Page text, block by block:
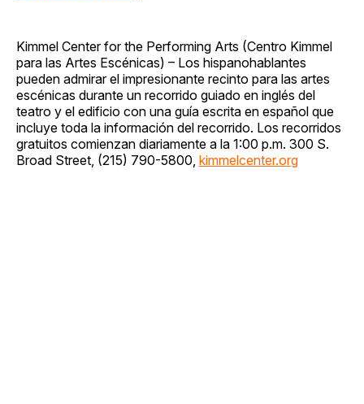
Kimmel Center for the Performing Arts (Centro Kimmel
para las Artes Escénicas) – Los hispanohablantes
pueden admirar el impresionante recinto para las artes
escénicas durante un recorrido guiado en inglés del
teatro y el edificio con una guía escrita en español que
incluye toda la información del recorrido. Los recorridos
gratuitos comienzan diariamente a la 1:00 p.m. 300 S.
Broad Street, (215) 790-5800, kimmelcenter.org